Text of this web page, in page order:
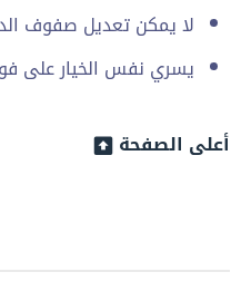
لا يمكن تعديل صفوف
يسري نفس الخيار على
أعلى الصفحة